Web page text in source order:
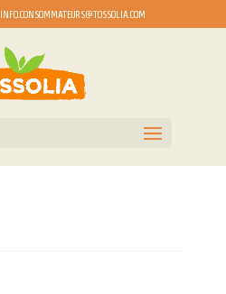
INFO.CONSOMMATEURS@TOSSOLIA.COM